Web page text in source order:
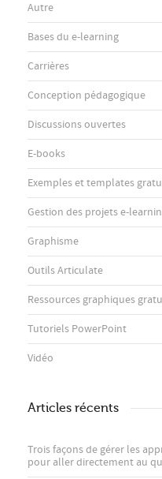
Autre
Bases du e-learning
Carrières
Conception pédagogique
Discussions ouvertes
E-books
Exemples et templates
Gestion des projets e-
Graphisme
Outils Articulate
Ressources graphiques
Tutoriels PowerPoint
Vidéo
Articles récents
Trois façons de gérer les
pour aller directement au